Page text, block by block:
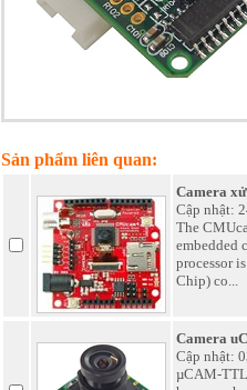
Sản phẩm liên quan:
Camera
Cập nhật:
The
embedded
processor
Chip) co...
Camera
Cập nhật:
µCAM-